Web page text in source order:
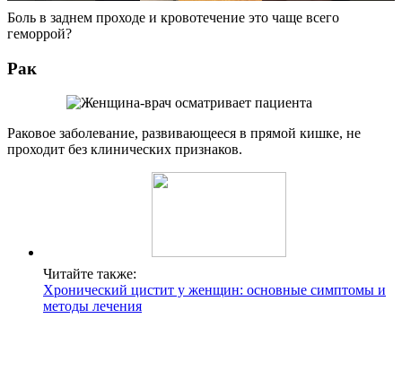
Боль в заднем проходе и кровотечение это чаще всего
геморрой?
Рак
Раковое заболевание, развивающееся в прямой кишке, не
проходит без клинических признаков.
Читайте также:
Хронический цистит у женщин: основные симптомы и
методы лечения